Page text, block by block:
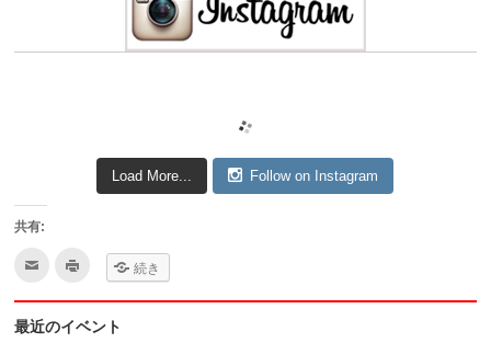
Load More... Follow on Instagram
共有:
ク
し
て
ク
て
続き
最近のイベント